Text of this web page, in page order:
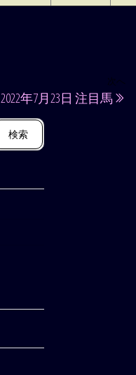
次へ
2022年7月23日 注目馬